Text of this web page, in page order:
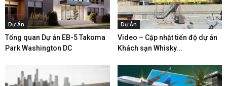
Dự Án
Tổng quan Dự án EB-5 Takoma
Park Washington DC
Dự Án
Video – Cập nhật tiến độ dự án
Khách sạn Whisky...